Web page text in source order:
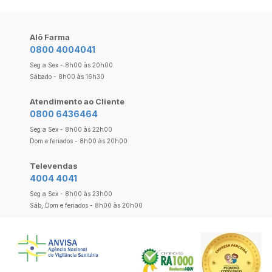
Alô Farma
0800 4004041
Seg a Sex - 8h00 às 20h00
Sábado - 8h00 às 16h30
Atendimento ao Cliente
0800 6436464
Seg a Sex - 8h00 às 22h00
Dom e feriados - 8h00 às 20h00
Televendas
4004 4041
Seg a Sex - 8h00 às 23h00
Sáb, Dom e feriados - 8h00 às 20h00